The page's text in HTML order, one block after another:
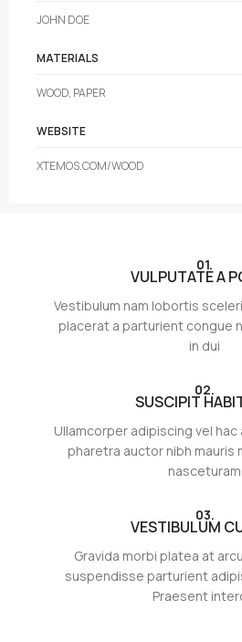
JOHN DOE
MATERIALS
WOOD, PAPER
WEBSITE
XTEMOS.COM/WOOD
01.
VULPUTATE A
Vestibulum nam lobortis
placerat a parturient congue
in dui
02.
SUSCIPIT
Ullamcorper adipiscing vel
pharetra auctor nibh mauris
nasceturam
03.
VESTIBULUM
Gravida morbi platea at
suspendisse parturient
Praesent